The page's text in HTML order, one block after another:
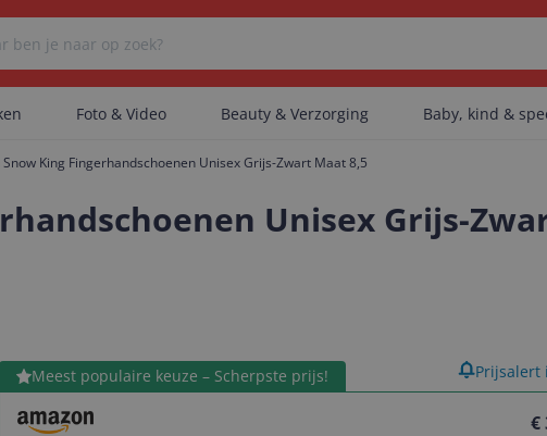
Er zijn geen categorieën gevonden.
Er zijn geen artikelen gevonden.
Foto & Video Beauty & Verzorging Baby, kind &
Snow King Fingerhandschoenen Unisex Grijs-Zwart Maat 8,5
Unisex Grijs-
Meest populaire keuze – Scherpste prijs!
€
Bekijk product Prijsalert